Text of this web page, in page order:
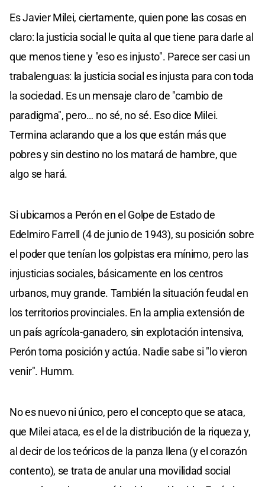
Es Javier Milei, ciertamente, quien pone las cosas en
claro: la justicia social le quita al que tiene para darle al
que menos tiene y "eso es injusto". Parece ser casi un
trabalenguas: la justicia social es injusta para con toda
la sociedad. Es un mensaje claro de "cambio de
paradigma", pero… no sé, no sé. Eso dice Milei.
Termina aclarando que a los que están más que
pobres y sin destino no los matará de hambre, que
algo se hará.
Si ubicamos a Perón en el Golpe de Estado de
Edelmiro Farrell (4 de junio de 1943), su posición sobre
el poder que tenían los golpistas era mínimo, pero las
injusticias sociales, básicamente en los centros
urbanos, muy grande. También la situación feudal en
los territorios provinciales. En la amplia extensión de
un país agrícola-ganadero, sin explotación intensiva,
Perón toma posición y actúa. Nadie sabe si "lo vieron
venir". Humm.
No es nuevo ni único, pero el concepto que se ataca,
que Milei ataca, es el de la distribución de la riqueza y,
al decir de los teóricos de la panza llena (y el corazón
contento), se trata de anular una movilidad social